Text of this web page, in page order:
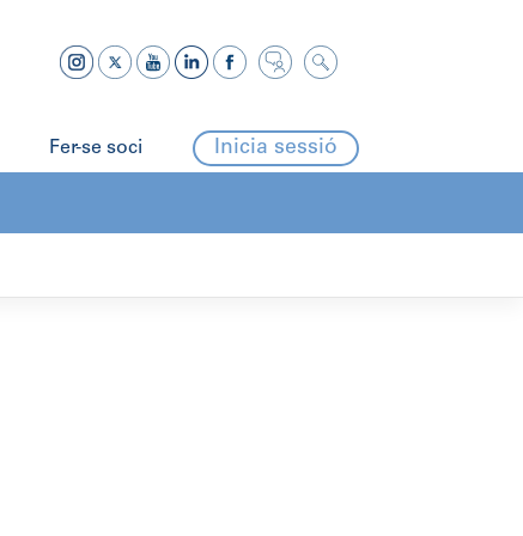
Fer-se soci Inicia sessió